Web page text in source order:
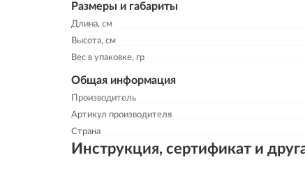
Размеры и габариты
Длина, см
Высота, см
Вес в упаковке, гр
Общая информация
Производитель
Артикул производителя
Страна
Инструкция, сертификат и